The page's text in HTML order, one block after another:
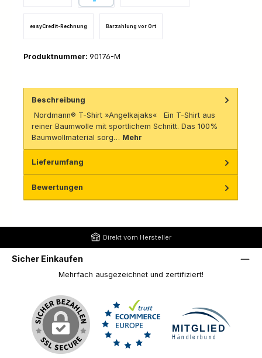
easyCredit-Rechnung Barzahlung vor Ort
Produktnummer: 90176-M
Beschreibung
Nordmann® T-Shirt »Angelkajaks« Ein T-Shirt aus
reiner Baumwolle mit sportlichem Schnitt. Das 100%
Baumwollmaterial sorg… Mehr
Lieferumfang
Bewertungen
Direkt vom Hersteller
Sicher Einkaufen
Mehrfach ausgezeichnet und zertifiziert!